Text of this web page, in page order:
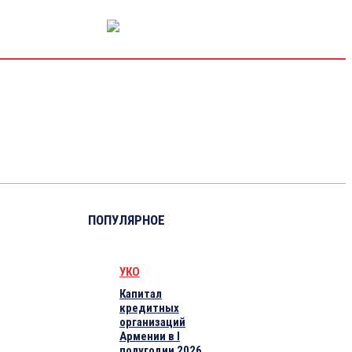
ПОПУЛЯРНОЕ
УКО
Капитал
кредитных
организаций
Армении в I